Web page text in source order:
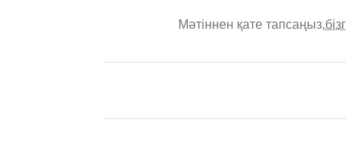
Мәтіннен қате тапсаңыз,